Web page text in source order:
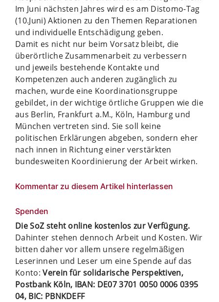
Im Juni nächsten Jahres wird es am Distomo-Tag
(10.Juni) Aktionen zu den Themen Reparationen
und individuelle Entschädigung geben.
Damit es nicht nur beim Vorsatz bleibt, die
überörtliche Zusammenarbeit zu verbessern
und jeweils bestehende Kontakte und
Kompetenzen auch anderen zugänglich zu
machen, wurde eine Koordinationsgruppe
gebildet, in der wichtige örtliche Gruppen wie die
aus Berlin, Frankfurt a.M., Köln, Hamburg und
München vertreten sind. Sie soll keine
politischen Erklärungen abgeben, sondern eher
nach innen in Richtung einer verstärkten
bundesweiten Koordinierung der Arbeit wirken.
Kommentar zu diesem Artikel hinterlassen
Spenden
Die SoZ steht online kostenlos zur Verfügung.
Dahinter stehen dennoch Arbeit und Kosten. Wir
bitten daher vor allem unsere regelmäßigen
Leserinnen und Leser um eine Spende auf das
Konto:Verein für solidarische Perspektiven,
Postbank Köln, IBAN: DE07 3701 0050 0006 0395
04, BIC: PBNKDEFF